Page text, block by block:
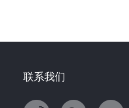
联系我们